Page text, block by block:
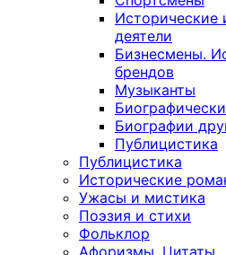
Исторические
деятели
Бизнесмены.
брендов
Музыканты
Биографии
Публицистика
Публицистика
Исторические
Ужасы и мистика
Поэзия и стихи
Фольклор
Афоризмы. Цитаты